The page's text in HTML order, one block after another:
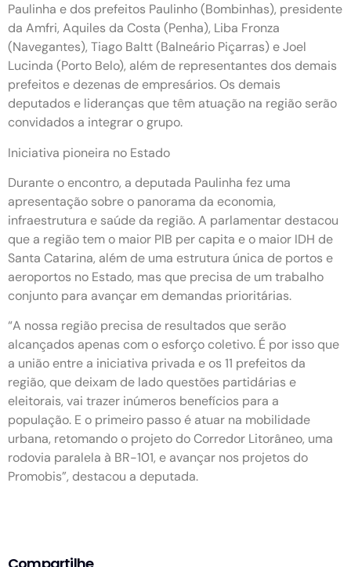
Paulinha e dos prefeitos Paulinho (Bombinhas), presidente
da Amfri, Aquiles da Costa (Penha), Liba Fronza
(Navegantes), Tiago Baltt (Balneário Piçarras) e Joel
Lucinda (Porto Belo), além de representantes dos demais
prefeitos e dezenas de empresários. Os demais
deputados e lideranças que têm atuação na região serão
convidados a integrar o grupo.
Iniciativa pioneira no Estado
Durante o encontro, a deputada Paulinha fez uma
apresentação sobre o panorama da economia,
infraestrutura e saúde da região. A parlamentar destacou
que a região tem o maior PIB per capita e o maior IDH de
Santa Catarina, além de uma estrutura única de portos e
aeroportos no Estado, mas que precisa de um trabalho
conjunto para avançar em demandas prioritárias.
“A nossa região precisa de resultados que serão
alcançados apenas com o esforço coletivo. É por isso que
a união entre a iniciativa privada e os 11 prefeitos da
região, que deixam de lado questões partidárias e
eleitorais, vai trazer inúmeros benefícios para a
população. E o primeiro passo é atuar na mobilidade
urbana, retomando o projeto do Corredor Litorâneo, uma
rodovia paralela à BR-101, e avançar nos projetos do
Promobis”, destacou a deputada.